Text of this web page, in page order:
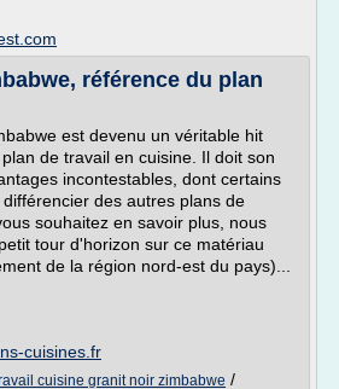
référence du plan
est devenu un véritable hit
de travail en cuisine. Il doit son
incontestables, dont certains
des autres plans de
souhaitez en savoir plus, nous
tour d'horizon sur ce matériau
de la région nord-est du pays)...
cuisines.fr
cuisine granit noir zimbabwe /